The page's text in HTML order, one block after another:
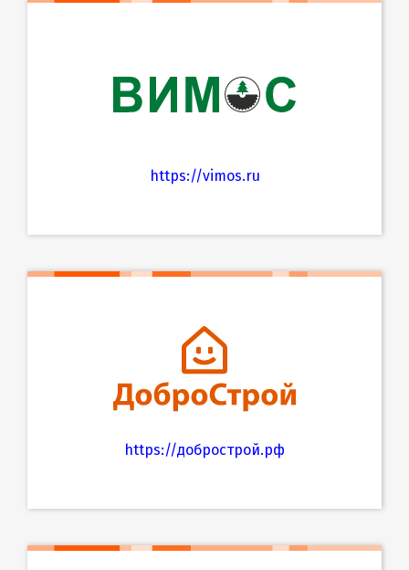
https://vimos.ru
https://добрострой.рф